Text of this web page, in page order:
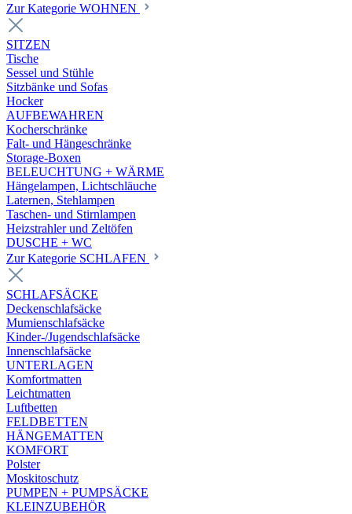
Zur Kategorie WOHNEN
SITZEN
Tische
Sessel und Stühle
Sitzbänke und Sofas
Hocker
AUFBEWAHREN
Kocherschränke
Falt- und Hängeschränke
Storage-Boxen
BELEUCHTUNG + WÄRME
Hängelampen, Lichtschläuche
Laternen, Stehlampen
Taschen- und Stirnlampen
Heizstrahler und Zeltöfen
DUSCHE + WC
Zur Kategorie SCHLAFEN
SCHLAFSÄCKE
Deckenschlafsäcke
Mumienschlafsäcke
Kinder-/Jugendschlafsäcke
Innenschlafsäcke
UNTERLAGEN
Komfortmatten
Leichtmatten
Luftbetten
FELDBETTEN
HÄNGEMATTEN
KOMFORT
Polster
Moskitoschutz
PUMPEN + PUMPSÄCKE
KLEINZUBEHÖR